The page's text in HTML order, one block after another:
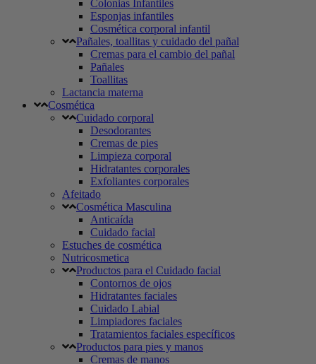
Colonias Infantiles
Esponjas infantiles
Cosmética corporal infantil
Pañales, toallitas y cuidado del pañal
Cremas para el cambio del pañal
Pañales
Toallitas
Lactancia materna
Cosmética
Cuidado corporal
Desodorantes
Cremas de pies
Limpieza corporal
Hidratantes corporales
Exfoliantes corporales
Afeitado
Cosmética Masculina
Anticaída
Cuidado facial
Estuches de cosmética
Nutricosmetica
Productos para el Cuidado facial
Contornos de ojos
Hidratantes faciales
Cuidado Labial
Limpiadores faciales
Tratamientos faciales específicos
Productos para pies y manos
Cremas de manos